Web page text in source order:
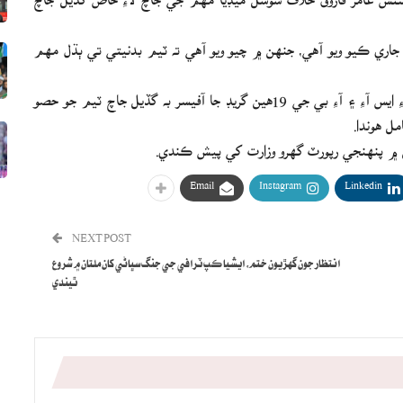
ڪيو ويو آهي، جنهن ۾ چيو ويو آهي ته ٽيم بدنيتي تي ٻڌل مهم
ايف آءِ اي سائبر ڪرائم جو ڊائريڪٽر ٽيم جو ڪنوينر هوندو، آءِ ايس آءِ ۽ آءِ بي جي 19هين گريڊ جا آفيسر به گڏيل جاچ ٽيم جو حصو
Linkedin
Instagram
Email
NEXT POST
انتظار جون گهڙيون ختم، ايشيا ڪپ ٽرافي جي جنگ سڀاڻي کان ملتان ۾ شروع
ٿيندي